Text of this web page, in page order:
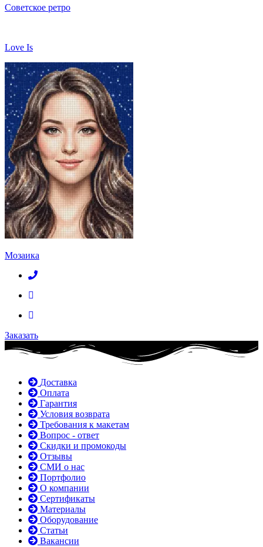
Советское ретро
Love Is
Мозаика
Заказать
Доставка
Оплата
Гарантия
Условия возврата
Требования к макетам
Вопрос - ответ
Скидки и промокоды
Отзывы
СМИ о нас
Портфолио
О компании
Сертификаты
Материалы
Оборудование
Статьи
Вакансии